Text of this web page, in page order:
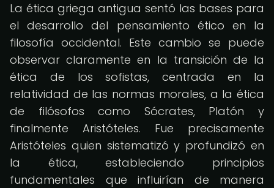
La ética griega antigua sentó las bases para
el desarrollo del pensamiento ético en la
filosofía occidental. Este cambio se puede
observar claramente en la transición de la
ética de los sofistas, centrada en la
relatividad de las normas morales, a la ética
de filósofos como Sócrates, Platón y
finalmente Aristóteles. Fue precisamente
Aristóteles quien sistematizó y profundizó en
la ética, estableciendo principios
fundamentales que influirían de manera